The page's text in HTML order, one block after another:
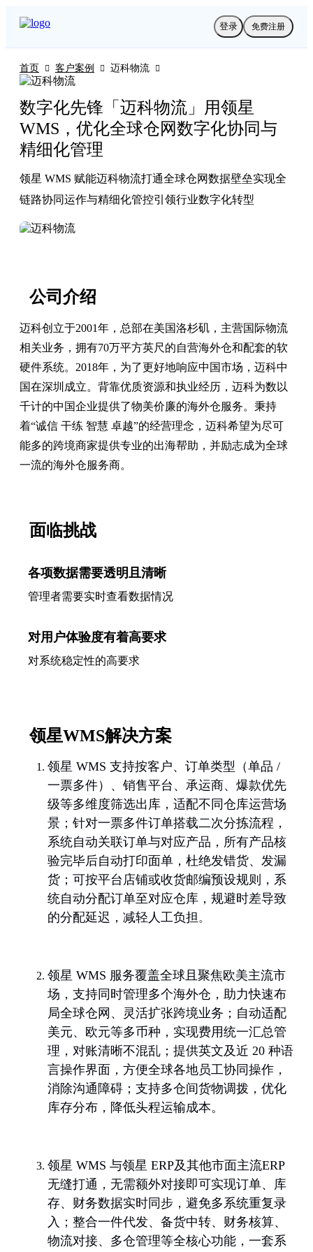
登录 免费注册
首页  客户案例  迈科物流 
数字化先锋「迈科物流」用领星
WMS，优化全球仓网数字化协同与
精细化管理
领星 WMS 赋能迈科物流打通全球仓网数据壁垒实现全
链路协同运作与精细化管控引领行业数字化转型
公司介绍
迈科创立于2001年，总部在美国洛杉矶，主营国际物流
相关业务，拥有70万平方英尺的自营海外仓和配套的软
硬件系统。2018年，为了更好地响应中国市场，迈科中
国在深圳成立。背靠优质资源和执业经历，迈科为数以
千计的中国企业提供了物美价廉的海外仓服务。秉持
着“诚信 干练 智慧 卓越”的经营理念，迈科希望为尽可
能多的跨境商家提供专业的出海帮助，并励志成为全球
一流的海外仓服务商。
面临挑战
各项数据需要透明且清晰
管理者需要实时查看数据情况
对用户体验度有着高要求
对系统稳定性的高要求
领星WMS解决方案
领星 WMS 支持按客户、订单类型（单品 /
一票多件）、销售平台、承运商、爆款优先
级等多维度筛选出库，适配不同仓库运营场
景；针对一票多件订单搭载二次分拣流程，
系统自动关联订单与对应产品，所有产品核
验完毕后自动打印面单，杜绝发错货、发漏
货；可按平台店铺或收货邮编预设规则，系
统自动分配订单至对应仓库，规避时差导致
的分配延迟，减轻人工负担 。
领星 WMS 服务覆盖全球且聚焦欧美主流市
场，支持同时管理多个海外仓，助力快速布
局全球仓网、灵活扩张跨境业务；自动适配
美元、欧元等多币种，实现费用统一汇总管
理，对账清晰不混乱；提供英文及近 20 种语
言操作界面，方便全球各地员工协同操作，
消除沟通障碍；支持多仓间货物调拨，优化
库存分布，降低头程运输成本。
领星 WMS 与领星 ERP及其他市面主流ERP
无缝打通，无需额外对接即可实现订单、库
存、财务数据实时同步，避免多系统重复录
入；整合一件代发、备货中转、财务核算、
物流对接、多仓管理等全核心功能，一套系